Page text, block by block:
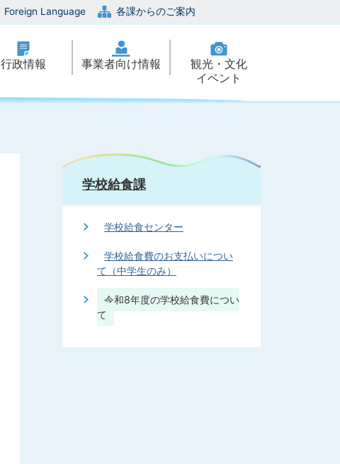
Foreign Language 各課からのご案内
行政情報 事業者向け情報
観光・文化
イベント
学校給食課
学校給食センター
学校給食費のお支払いについ
て（中学生のみ）
令和8年度の学校給食費につい
て